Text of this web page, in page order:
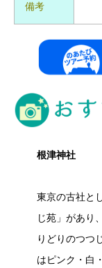
備考
根津神社
東京の古社と
じ苑」があり
りどりのつつ
はピンク・白